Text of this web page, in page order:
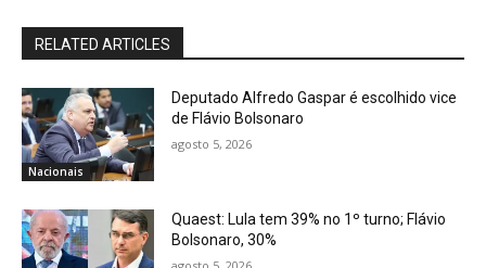
RELATED ARTICLES
Nacionais
Deputado Alfredo Gaspar é escolhido vice
de Flávio Bolsonaro
agosto 5, 2026
Quaest: Lula tem 39% no 1º turno; Flávio
Bolsonaro, 30%